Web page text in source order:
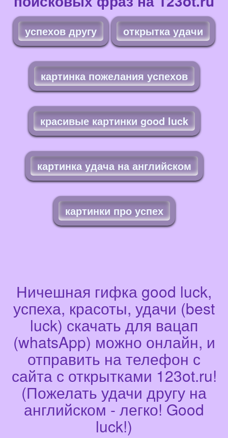
успехов другу открытка удачи
картинка пожелания успехов
красивые картинки good luck
картинка удача на английском
картинки про успех
Ничешная гифка good luck,
успеха, красоты, удачи (best
luck) скачать для вацап
(whatsApp) можно онлайн, и
отправить на телефон с
сайта с открытками 123ot.ru!
(Пожелать удачи другу на
английском - легко! Good
luck!)